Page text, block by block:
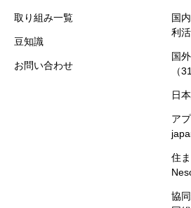
取り組み一覧
豆知識
お問い合わせ
国
利
国
（
日
ア
住
協